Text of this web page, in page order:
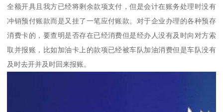
全额开具且我方已经将剩余款项支付，但是会计在账务处理时没有
冲销预付账款而是又挂了一笔应付账款。对于企业办理的各种预存
消费卡的，要查明是否存在已经消费但是经办人没有及时向对方索
取并报账，比如加油卡上的款项已经被车队加油消费但是车队没有
及时去开并及时回来报账。